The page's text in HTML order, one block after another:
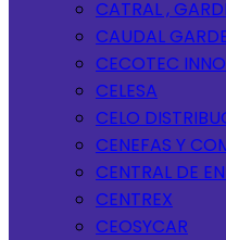
CATRAL ,
CAUDAL
CECOTEC
CELESA
CELO
CENEFAS Y
CENTRAL DE
CENTREX
CEOSYCAR